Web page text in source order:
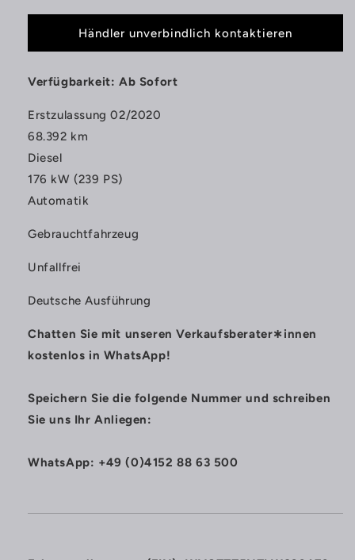
Preis
Händler unverbindlich kontaktieren
Verfügbarkeit: Ab Sofort
Erstzulassung 02/2020
68.392 km
Diesel
176 kW (239 PS)
Automatik
Gebrauchtfahrzeug
Unfallfrei
Deutsche Ausführung
Chatten Sie mit unseren Verkaufsberater∗innen
kostenlos in WhatsApp!
Speichern Sie die folgende Nummer und schreiben
Sie uns Ihr Anliegen:
WhatsApp: +49 (0)4152 88 63 500